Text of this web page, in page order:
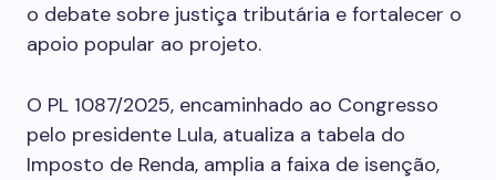
o debate sobre justiça tributária e fortalecer o
apoio popular ao projeto.
O PL 1087/2025, encaminhado ao Congresso
pelo presidente Lula, atualiza a tabela do
Imposto de Renda, amplia a faixa de isenção,